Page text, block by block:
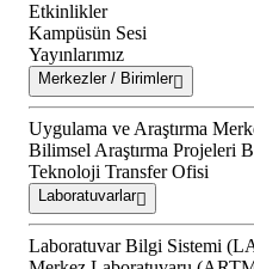
Etkinlikler
Kampüsün Sesi
Yayınlarımız
Merkezler / Birimler
Uygulama ve Araştırma
Bilimsel Araştırma Projeleri
Teknoloji Transfer Ofisi
Laboratuvarlar
Laboratuvar Bilgi Sistemi